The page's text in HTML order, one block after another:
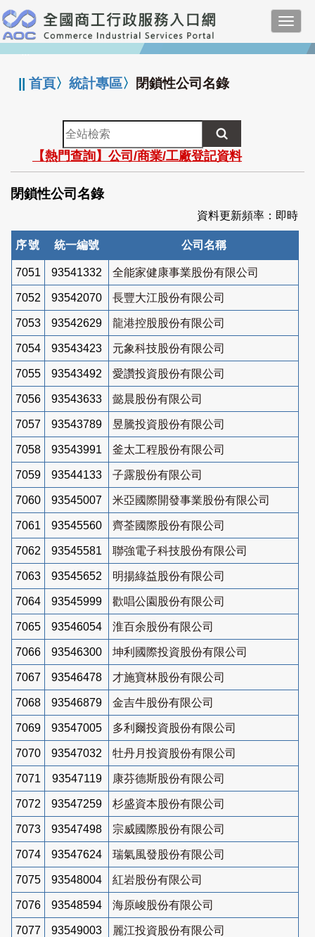
跳
到
主
要
:::
||首頁〉統計專區〉 閉鎖性公司名錄
全
站
檢
索
【熱門查詢】公司/商業/工廠登記資料
閉鎖性公司名錄
資料更新頻率：即時
序號 統一編號 公司名稱
7051 93541332 全能家健康事業股份有限公司
7052 93542070 長豐大江股份有限公司
7053 93542629 龍港控股股份有限公司
7054 93543423 元象科技股份有限公司
7055 93543492 愛讚投資股份有限公司
7056 93543633 懿晨股份有限公司
7057 93543789 昱騰投資股份有限公司
7058 93543991 釜太工程股份有限公司
7059 93544133 子露股份有限公司
7060 93545007 米亞國際開發事業股份有限公司
7061 93545560 齊荃國際股份有限公司
7062 93545581 聯強電子科技股份有限公司
7063 93545652 明揚綠益股份有限公司
7064 93545999 歡唱公園股份有限公司
7065 93546054 淮百余股份有限公司
7066 93546300 坤利國際投資股份有限公司
7067 93546478 才施寶林股份有限公司
7068 93546879 金吉牛股份有限公司
7069 93547005 多利爾投資股份有限公司
7070 93547032 牡丹月投資股份有限公司
7071 93547119 康芬德斯股份有限公司
7072 93547259 杉盛資本股份有限公司
7073 93547498 宗威國際股份有限公司
7074 93547624 瑞氣風發股份有限公司
7075 93548004 紅岩股份有限公司
7076 93548594 海原峻股份有限公司
7077 93549003 麗江投資股份有限公司